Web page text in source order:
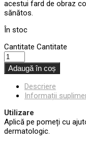
acestui fard de obraz
sănătos.
În stoc
Cantitate Cantitate
Adaugă în coș
Descriere
Informații
Utilizare
Aplică pe pomeți cu
dermatologic.